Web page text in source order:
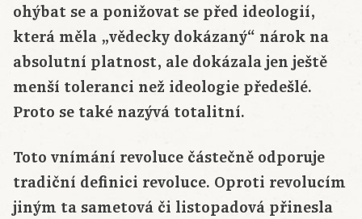
ohýbat se a ponižovat se před ideologií,
která měla „vědecky dokázaný“ nárok na
absolutní platnost, ale dokázala jen ještě
menší toleranci než ideologie předešlé.
Proto se také nazývá totalitní.
Toto vnímání revoluce částečně odporuje
tradiční definici revoluce. Oproti revolucím
jiným ta sametová či listopadová přinesla